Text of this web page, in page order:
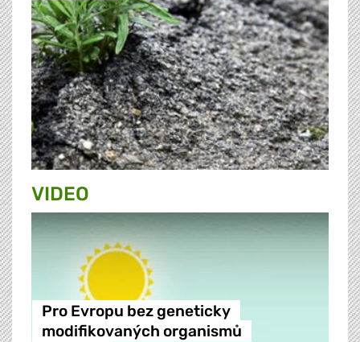
VIDEO
Pro Evropu bez geneticky
modifikovaných organismů